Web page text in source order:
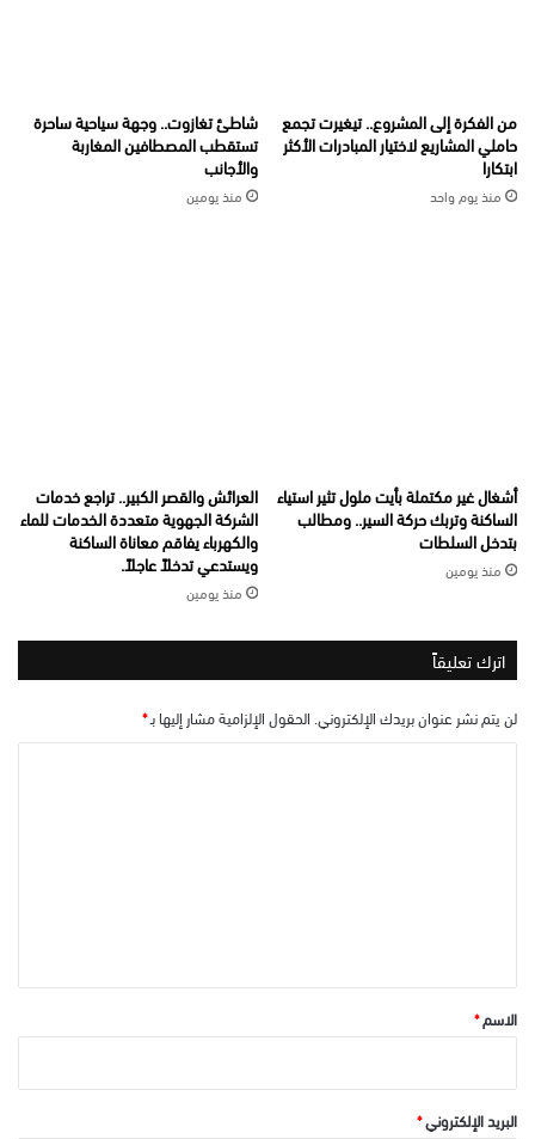
من الفكرة إلى المشروع.. تيغيرت تجمع
حاملي المشاريع لاختيار المبادرات الأكثر
ابتكارا
منذ يوم واحد
شاطئ تغازوت.. وجهة سياحية ساحرة
تستقطب المصطافين المغاربة
والأجانب
منذ يومين
أشغال غير مكتملة بأيت ملول تثير استياء
الساكنة وتربك حركة السير.. ومطالب
بتدخل السلطات
منذ يومين
العرائش والقصر الكبير.. تراجع خدمات
الشركة الجهوية متعددة الخدمات للماء
والكهرباء يفاقم معاناة الساكنة
ويستدعي تدخلاً عاجلاً.
منذ يومين
اترك تعليقاً
لن يتم نشر عنوان بريدك الإلكتروني. الحقول الإلزامية مشار إليها بـ*
*الاسم*
البريد الإلكتروني*